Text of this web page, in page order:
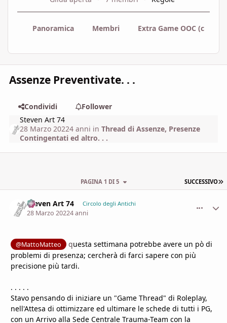
Panoramica Membri Extra Game OOC
Assenze Preventivate. . .
Condividi
Follower
Steven Art 74
28 Marzo 20224 anni inThread di Assenze, Presenze
Contingentati ed altro. . .
SUCCESSIVO
PAGINA 1 DI 5
Steven Art 74 Circolo degli Antichi
28 Marzo 20224 anni
@MattoMatteo questa settimana potrebbe avere un pò di
problemi di presenza; cercherà di farci sapere con più
precisione più tardi.
. . . . .
Stavo pensando di iniziare un "Game Thread" di Roleplay,
nell'Attesa di ottimizzare ed ultimare le schede di tutti i PG,
con un Arrivo alla Sede Centrale Trauma-Team con la